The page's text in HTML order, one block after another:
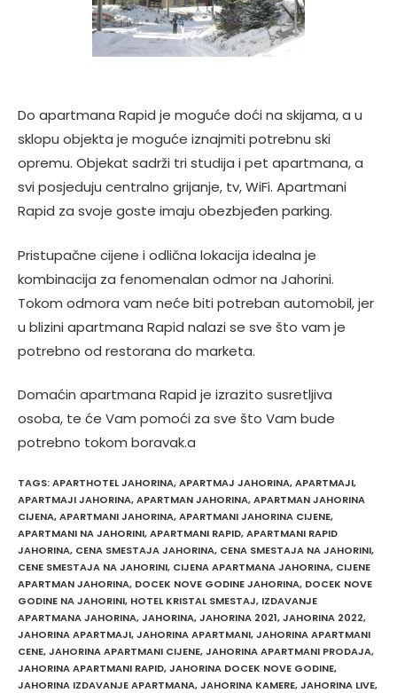
Do apartmana Rapid je moguće doći na skijama, a u
sklopu objekta je moguće iznajmiti potrebnu ski
opremu. Objekat sadrži tri studija i pet apartmana, a
svi posjeduju centralno grijanje, tv, WiFi. Apartmani
Rapid za svoje goste imaju obezbjeđen parking.
Pristupačne cijene i odlična lokacija idealna je
kombinacija za fenomenalan odmor na Jahorini.
Tokom odmora vam neće biti potreban automobil, jer
u blizini apartmana Rapid nalazi se sve što vam je
potrebno od restorana do marketa.
Domaćin apartmana Rapid je izrazito susretljiva
osoba, te će Vam pomoći za sve što Vam bude
potrebno tokom boravak.a
TAGS:APARTHOTEL JAHORINA,APARTMAJ JAHORINA,APARTMAJI,
APARTMAJI JAHORINA,APARTMAN JAHORINA,APARTMAN JAHORINA
CIJENA,APARTMANI JAHORINA,APARTMANI JAHORINA CIJENE,
APARTMANI NA JAHORINI,APARTMANI RAPID,APARTMANI RAPID
JAHORINA, CENA SMESTAJA JAHORINA, CENA SMESTAJA NA JAHORINI,
CENE SMESTAJA NA JAHORINI, CIJENA APARTMANA JAHORINA, CIJENE
APARTMAN JAHORINA, DOCEK NOVE GODINE JAHORINA, DOCEK NOVE
GODINE NA JAHORINI, HOTEL KRISTAL SMESTAJ, IZDAVANJE
APARTMANA JAHORINA,JAHORINA,JAHORINA 2021,JAHORINA 2022,
JAHORINA APARTMAJI,JAHORINA APARTMANI,JAHORINA APARTMANI
CENE,JAHORINA APARTMANI CIJENE,JAHORINA APARTMANI PRODAJA,
JAHORINA APARTMANI RAPID,JAHORINA DOCEK NOVE GODINE,
JAHORINA IZDAVANJE APARTMANA,JAHORINA KAMERE,JAHORINA LIVE,